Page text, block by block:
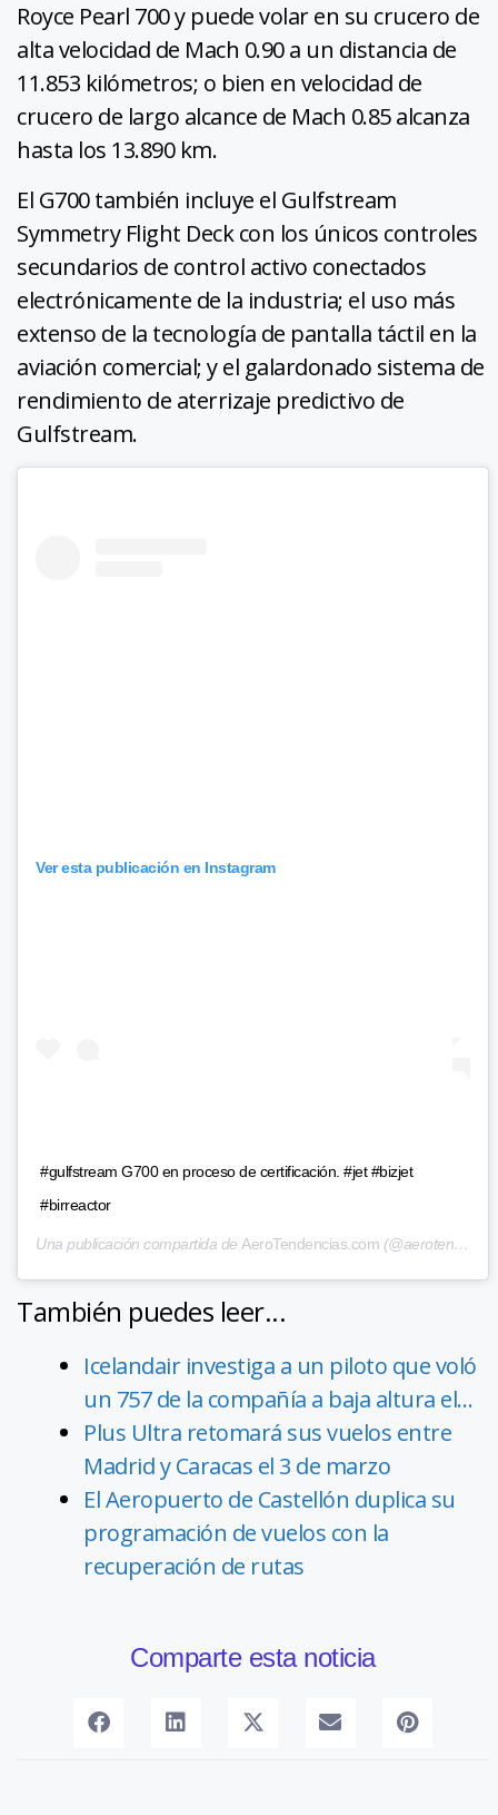
Royce Pearl 700 y puede volar en su crucero de
alta velocidad de Mach 0.90 a un distancia de
11.853 kilómetros; o bien en velocidad de
crucero de largo alcance de Mach 0.85 alcanza
hasta los 13.890 km.
El G700 también incluye el Gulfstream
Symmetry Flight Deck con los únicos controles
secundarios de control activo conectados
electrónicamente de la industria; el uso más
extenso de la tecnología de pantalla táctil en la
aviación comercial; y el galardonado sistema de
rendimiento de aterrizaje predictivo de
Gulfstream.
Ver esta publicación en Instagram
#gulfstream G700 en proceso de certificación. #jet #bizjet
#birreactor
Una publicación compartida de AeroTendencias.com (@aerotendencias) el
También puedes leer...
Icelandair investiga a un piloto que voló
un 757 de la compañía a baja altura el…
Plus Ultra retomará sus vuelos entre
Madrid y Caracas el 3 de marzo
El Aeropuerto de Castellón duplica su
programación de vuelos con la
recuperación de rutas
Comparte esta noticia